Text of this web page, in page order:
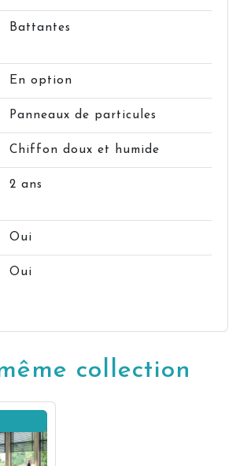
Battantes
En option
Panneaux de particules
Chiffon doux et humide
2 ans
Oui
Oui
collection